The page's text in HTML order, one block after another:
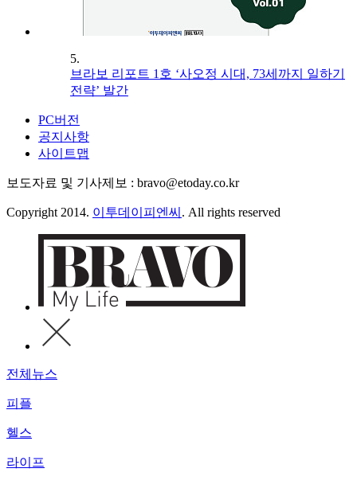
5.
브라보 리포트 1호 ‘사오정 시대, 73세까지 일하기
전략’ 발간
PC버전
공지사항
사이트맵
보도자료 및 기사제보 : bravo@etoday.co.kr
Copyright 2014. 이투데이피엔씨 . All rights reserved
전체뉴스
피플
헬스
라이프